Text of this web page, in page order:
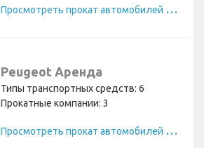
П
росмотреть прокат автомобилей Audi
Peugeot Аренда
Типы транспортных средств: 6
Прокатные компании: 3
П
росмотреть прокат автомобилей Peugeot